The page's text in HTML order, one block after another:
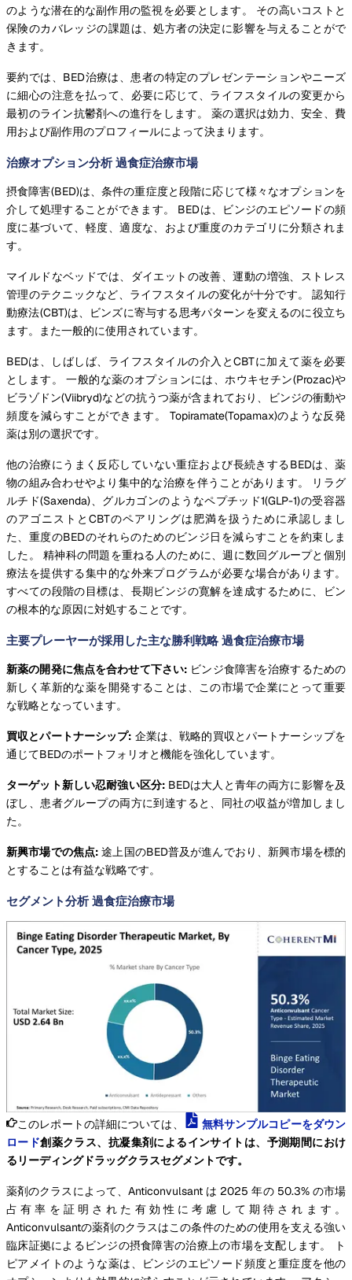
のような潜在的な副作用の監視を必要とします。 その高いコストと
保険のカバレッジの課題は、処方者の決定に影響を与えることがで
きます。
要約では、BED治療は、患者の特定のプレゼンテーションやニーズ
に細心の注意を払って、必要に応じて、ライフスタイルの変更から
最初のライン抗鬱剤への進行をします。 薬の選択は効力、安全、費
用および副作用のプロフィールによって決まります。
治療オプション分析 過食症治療市場
摂食障害(BED)は、条件の重症度と段階に応じて様々なオプションを
介して処理することができます。 BEDは、ビンジのエピソードの頻
度に基づいて、軽度、適度な、および重度のカテゴリに分類されま
す。
マイルドなベッドでは、ダイエットの改善、運動の増強、ストレス
管理のテクニックなど、ライフスタイルの変化が十分です。 認知行
動療法(CBT)は、ビンズに寄与する思考パターンを変えるのに役立ち
ます。また一般的に使用されています。
BEDは、しばしば、ライフスタイルの介入とCBTに加えて薬を必要
とします。 一般的な薬のオプションには、ホウキセチン(Prozac)や
ビラゾドン(Viibryd)などの抗うつ薬が含まれており、ビンジの衝動や
頻度を減らすことができます。 Topiramate(Topamax)のような反発
薬は別の選択です。
他の治療にうまく反応していない重症および長続きするBEDは、薬
物の組み合わせやより集中的な治療を伴うことがあります。 リラグ
ルチド(Saxenda)、グルカゴンのようなペプチッド1(GLP-1)の受容器
のアゴニストとCBTのペアリングは肥満を扱うために承認しまし
た、重度のBEDのそれらのためのビンジ日を減らすことを約束しま
した。 精神科の問題を重ねる人のために、週に数回グループと個別
療法を提供する集中的な外来プログラムが必要な場合があります。
すべての段階の目標は、長期ビンジの寛解を達成するために、ビン
の根本的な原因に対処することです。
主要プレーヤーが採用した主な勝利戦略 過食症治療市場
新薬の開発に焦点を合わせて下さい: ビンジ食障害を治療するための
新しく革新的な薬を開発することは、この市場で企業にとって重要
な戦略となっています。
買収とパートナーシップ: 企業は、戦略的買収とパートナーシップを
通じてBEDのポートフォリオと機能を強化しています。
ターゲット新しい忍耐強い区分:BEDは大人と青年の両方に影響を及
ぼし、患者グループの両方に到達すると、同社の収益が増加しまし
た。
新興市場での焦点: 途上国のBED普及が進んでおり、新興市場を標的
とすることは有益な戦略です。
セグメント分析 過食症治療市場
このレポートの詳細については、
無料サンプルコピーをダウン
ロード創薬クラス、抗凝集剤によるインサイトは、予測期間におけ
るリーディングドラッグクラスセグメントです。
薬剤のクラスによって、Anticonvulsant は 2025 年の 50.3% の市場
占有率を証明された有効性に考慮して期待されます。
Anticonvulsantの薬剤のクラスはこの条件のための使用を支える強い
臨床証拠によるビンジの摂食障害の治療上の市場を支配します。 ト
ピアメイトのような薬は、ビンジのエピソード頻度と重症度を他の